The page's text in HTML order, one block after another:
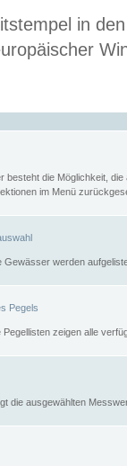
in
besteht die Möglichkeit,
im Menü
Gewässer werden
Pegels
Pegellisten zeigen alle
die ausgewählten